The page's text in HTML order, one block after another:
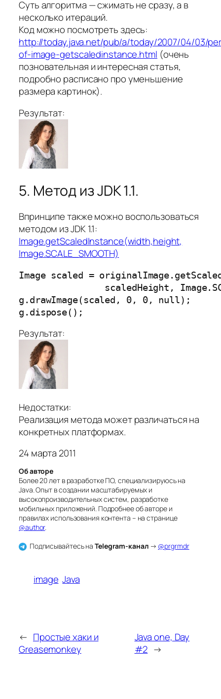
Суть алгоритма — сжимать не сразу, а в
несколько итераций.
Код можно посмотреть здесь:
http://today.java.net/pub/a/today/2007/04/03/
of-image-getscaledinstance.html (очень
позновательная и интересная статья,
подробно расписано про уменьшение
размера картинок).
Результат:
5. Метод из JDK 1.1.
Впринципе также можно воспользоваться
методом из JDK 1.1:
Image.getScaledInstance(width,height,
Image.SCALE_SMOOTH)
Image scaled =
scaledHeight,
g.drawImage(scaled, 0, 0, null);
g.dispose();
Результат:
Недостатки:
Реализация метода может различаться на
конкретных платформах.
24 марта 2011
Об авторе
Более 20 лет в разработке ПО, специализируюсь на
Java. Опыт в создании масштабируемых и
высокопроизводительных систем, разработке
мобильных приложений. Подробнее об авторе и
правилах использования контента – на странице
@author.
Подписывайтесь на Telegram-канал→ @prgrmdr
image Java
← Простые хаки и
Greasemonkey
Java one, Day
#2 →